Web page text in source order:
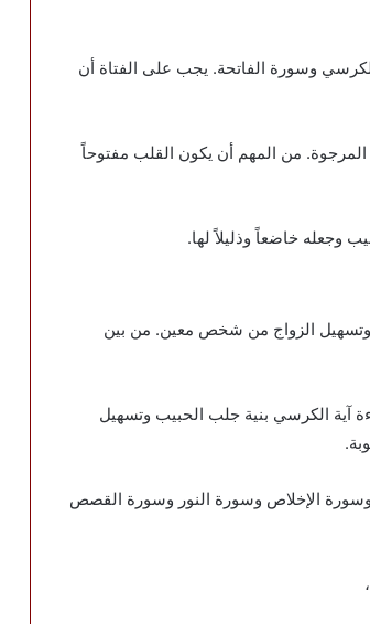
وسورة الفاتحة. يجب على الفتاة أن
المرجوة. من المهم أن يكون القلب مفتوحاً
وجعله خاضعاً وذليلاً لها.
وتسهيل الزواج من شخص معين. من بين
آية الكرسي بنية جلب الحبيب وتسهيل
وسورة الإخلاص وسورة النور وسورة القصص